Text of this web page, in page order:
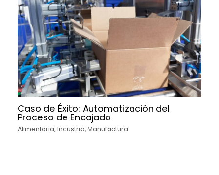
Caso de Éxito: Automatización del
Proceso de Encajado
Alimentaria,Industria,Manufactura